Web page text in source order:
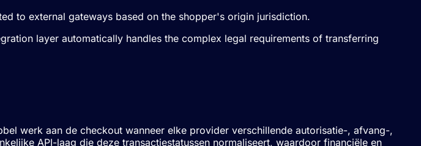
to external gateways based on the shopper's origin jurisdiction.
layer automatically handles the complex legal requirements of transferring
werk aan de checkout wanneer elke provider verschillende autorisatie-, afvang-,
API-laag die deze transactiestatussen normaliseert, waardoor financiële en